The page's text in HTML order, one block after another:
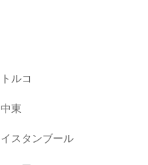
トルコ
中東
イスタンブール